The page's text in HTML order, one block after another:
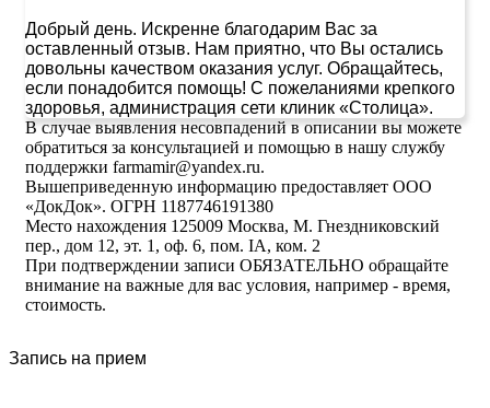
Добрый день. Искренне благодарим Вас за
оставленный отзыв. Нам приятно, что Вы остались
довольны качеством оказания услуг. Обращайтесь,
если понадобится помощь! С пожеланиями крепкого
здоровья, администрация сети клиник «Столица».
В случае выявления несовпадений в описании вы можете
обратиться за консультацией и помощью в нашу службу
поддержки farmamir@yandex.ru.
Вышеприведенную информацию предоставляет ООО
«ДокДок». ОГРН 1187746191380
Место нахождения 125009 Москва, М. Гнездниковский
пер., дом 12, эт. 1, оф. 6, пом. IA, ком. 2
При подтверждении записи ОБЯЗАТЕЛЬНО обращайте
внимание на важные для вас условия, например - время,
стоимость.
Запись на прием